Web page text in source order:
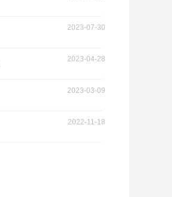
2023-07-30
2023-04-28
2023-03-09
2022-11-18